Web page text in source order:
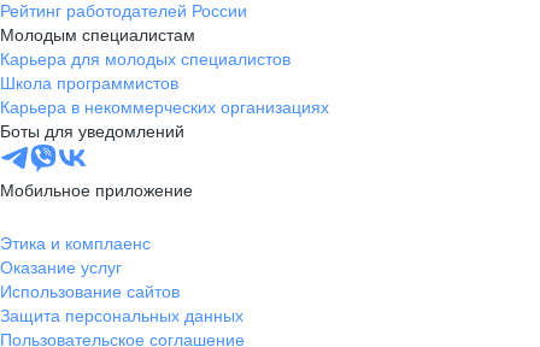
Рейтинг работодателей России
Молодым специалистам
Карьера для молодых специалистов
Школа программистов
Карьера в некоммерческих организациях
Боты для уведомлений
Мобильное приложение
Этика и комплаенс
Оказание услуг
Использование сайтов
Защита персональных данных
Пользовательское соглашение